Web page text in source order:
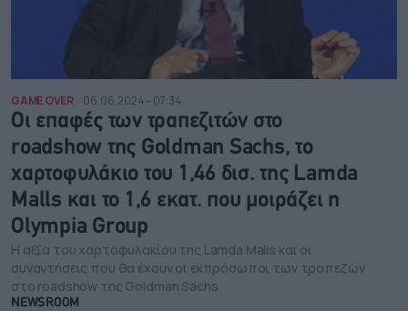
GAME OVER 06.06.2024 - 07:34
Οι επαφές των τραπεζιτών στο
roadshow της Goldman Sachs, το
χαρτοφυλάκιο του 1,46 δισ. της Lamda
Malls και το 1,6 εκατ. που μοιράζει η
Olympia Group
Η αξία του χαρτοφυλακίου της Lamda Malls και οι
συναντήσεις που θα έχουν οι εκπρόσωποι των τραπεζών
στο roadshow της Goldman Sachs
NEWSROOM